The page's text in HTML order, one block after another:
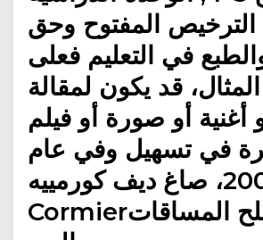
الترخيص المفتوح وحق
في التعليم فعلى
قد يكون لمقالة
أغنية أو صورة أو فيلم
في تسهيل وفي عام
2008، صاغ ديف كورمييه Dave
Cormierمصطلح المساقات